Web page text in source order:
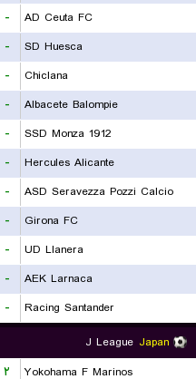
AD Ceuta FC
-
SD Huesca
-
Chiclana
-
Albacete Balompie
-
SSD Monza 1912
-
Hercules Alicante
-
ASD Seravezza Pozzi Calcio
-
Girona FC
-
UD Llanera
-
AEK Larnaca
-
Racing Santander
-
Japan
J League
Yokohama F Marinos
۲